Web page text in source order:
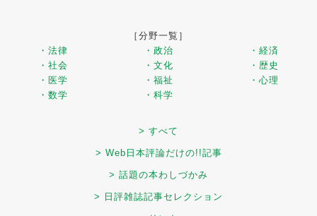
［分野一覧］
・法律
・政治
・経済
・社会
・文化
・歴史
・医学
・福祉
・心理
・数学
・科学
> すべて
> Web日本評論だけの!!記事
> 話題の本わしづかみ
> 日評雑誌記事セレクション